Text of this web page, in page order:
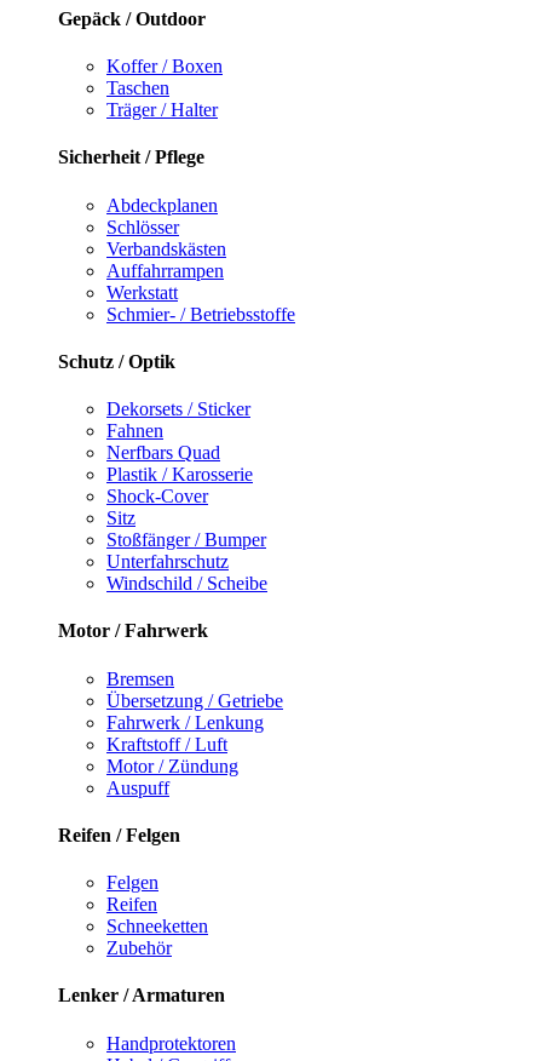
Gepäck / Outdoor
Koffer / Boxen
Taschen
Träger / Halter
Sicherheit / Pflege
Abdeckplanen
Schlösser
Verbandskästen
Auffahrrampen
Werkstatt
Schmier- / Betriebsstoffe
Schutz / Optik
Dekorsets / Sticker
Fahnen
Nerfbars Quad
Plastik / Karosserie
Shock-Cover
Sitz
Stoßfänger / Bumper
Unterfahrschutz
Windschild / Scheibe
Motor / Fahrwerk
Bremsen
Übersetzung / Getriebe
Fahrwerk / Lenkung
Kraftstoff / Luft
Motor / Zündung
Auspuff
Reifen / Felgen
Felgen
Reifen
Schneeketten
Zubehör
Lenker / Armaturen
Handprotektoren